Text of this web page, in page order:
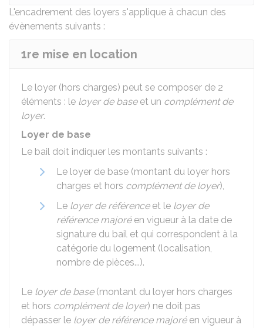
L'encadrement des loyers s'applique à chacun des
évènements suivants :
1re mise en location
Le loyer (hors charges) peut se composer de 2
éléments : le loyer de baseet un complément de
loyer.
Loyer de base
Le bail doit indiquer les montants suivants :
Le loyer de base (montant du loyer hors
charges et hors complément de loyer),
Le loyer de référenceet le loyer de
référence majoréen vigueur à la date de
signature du bail et qui correspondent à la
catégorie du logement (localisation,
nombre de pièces...).
Le loyer de base(montant du loyer hors charges
et hors complément de loyer) ne doit pas
dépasser le loyer de référence majoréen vigueur à